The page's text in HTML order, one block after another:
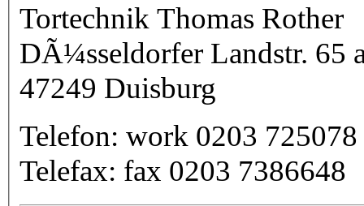
Tortechnik Thomas Rother
DÃ¼sseldorfer Landstr. 65
47249 Duisburg
Telefon: work 0203 725078
Telefax: fax 0203 7386648